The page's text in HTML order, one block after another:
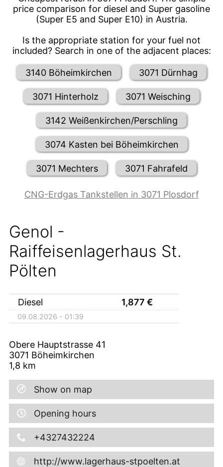
price comparison for diesel and Super gasoline
(Super E5 and Super E10) in Austria.
Is the appropriate station for your fuel not
included? Search in one of the adjacent places:
3140 Böheimkirchen 3071 Dürnhag
3071 Hinterholz 3071 Weisching
3142 Weißenkirchen/Perschling
3074 Kasten bei Böheimkirchen
3071 Mechters 3071 Fahrafeld
CNG-Erdgas Tankstellen in 3071 Plosdorf
Genol -
Raiffeisenlagerhaus St.
Pölten
Diesel 1,877 €
09.08.2026 - 01:39
Obere Hauptstrasse 41
3071 Böheimkirchen
1,8 km
Show on map
Opening hours
+4327432224
http://www.lagerhaus-stpoelten.at